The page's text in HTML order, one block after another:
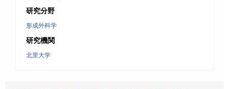
研究分野
形成外科学
研究機関
北里大学